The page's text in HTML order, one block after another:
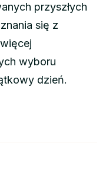
przyszłych
się z
wyboru
dzień.